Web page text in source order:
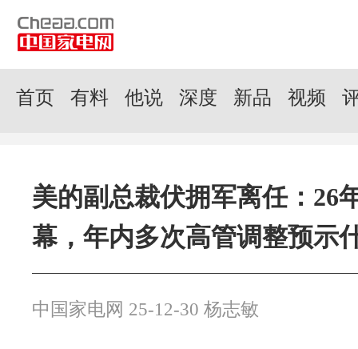
首页 有料 他说 深度 新品 视频
美的副总裁伏拥军离任：26
幕，年内多次高管调整预示
中国家电网 25-12-30 杨志敏